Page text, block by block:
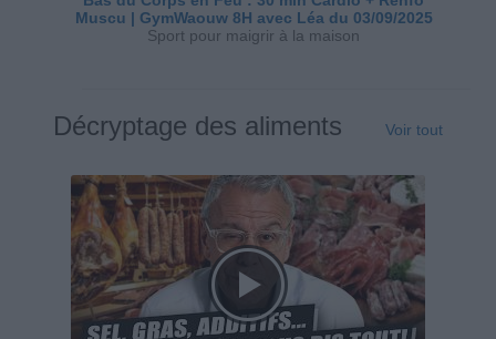
Muscu | GymWaouw 8H avec Léa du 03/09/2025
Sport pour maigrir à la maison
Décryptage des aliments Voir tout